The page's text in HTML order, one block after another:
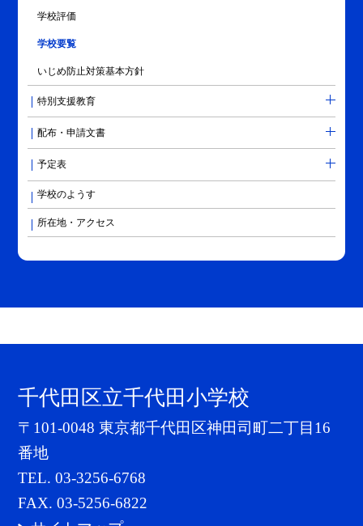
学校評価
学校要覧
いじめ防止対策基本方針
特別支援教育
配布・申請文書
予定表
学校のようす
所在地・アクセス
千代田区立千代田小学校
〒101-0048 東京都千代田区神田司町二丁目16
番地
TEL.03-3256-6768
FAX. 03-5256-6822